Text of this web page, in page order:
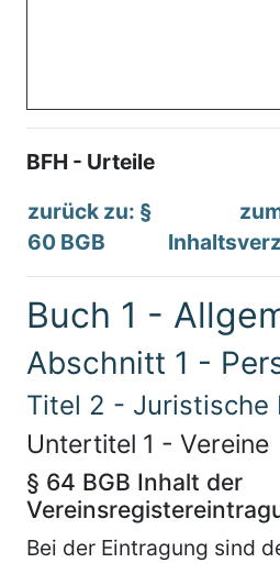
BFH - Urteile
zurück zu: §
60 BGB
Buch 1 -
Abschnitt 1 -
Titel 2 - Juristische
Untertitel 1 - Vereine
§ 64 BGB Inhalt der
Bei der Eintragung sind